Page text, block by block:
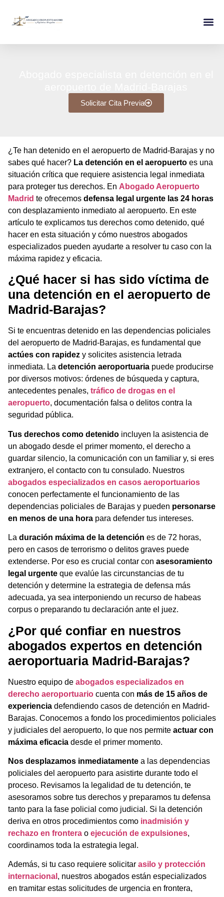
Solicitar Cita Previa
¿Te han detenido en el aeropuerto de Madrid-Barajas y no
sabes qué hacer? La detención en el aeropuerto es una
situación crítica que requiere asistencia legal inmediata
para proteger tus derechos. En Abogado Aeropuerto
Madrid te ofrecemos defensa legal urgente las 24 horas
con desplazamiento inmediato al aeropuerto. En este
artículo te explicamos tus derechos como detenido, qué
hacer en esta situación y cómo nuestros abogados
especializados pueden ayudarte a resolver tu caso con la
máxima rapidez y eficacia.
¿Qué hacer si has sido víctima de
una detención en el aeropuerto de
Madrid-Barajas?
Si te encuentras detenido en las dependencias policiales
del aeropuerto de Madrid-Barajas, es fundamental que
actúes con rapidez y solicites asistencia letrada
inmediata. La detención aeroportuaria puede producirse
por diversos motivos: órdenes de búsqueda y captura,
antecedentes penales, tráfico de drogas en el
aeropuerto, documentación falsa o delitos contra la
seguridad pública.
Tus derechos como detenido incluyen la asistencia de
un abogado desde el primer momento, el derecho a
guardar silencio, la comunicación con un familiar y, si eres
extranjero, el contacto con tu consulado. Nuestros
abogados especializados en casos aeroportuarios
conocen perfectamente el funcionamiento de las
dependencias policiales de Barajas y pueden personarse
en menos de una hora para defender tus intereses.
La duración máxima de la detención es de 72 horas,
pero en casos de terrorismo o delitos graves puede
extenderse. Por eso es crucial contar con asesoramiento
legal urgente que evalúe las circunstancias de tu
detención y determine la estrategia de defensa más
adecuada, ya sea interponiendo un recurso de habeas
corpus o preparando tu declaración ante el juez.
¿Por qué confiar en nuestros
abogados expertos en detención
aeroportuaria Madrid-Barajas?
Nuestro equipo de abogados especializados en
derecho aeroportuario cuenta con más de 15 años de
experiencia defendiendo casos de detención en Madrid-
Barajas. Conocemos a fondo los procedimientos policiales
y judiciales del aeropuerto, lo que nos permite actuar con
máxima eficacia desde el primer momento.
Nos desplazamos inmediatamente a las dependencias
policiales del aeropuerto para asistirte durante todo el
proceso. Revisamos la legalidad de tu detención, te
asesoramos sobre tus derechos y preparamos tu defensa
tanto para la fase policial como judicial. Si la detención
deriva en otros procedimientos como inadmisión y
rechazo en frontera o ejecución de expulsiones,
coordinamos toda la estrategia legal.
Además, si tu caso requiere solicitar asilo y protección
internacional , nuestros abogados están especializados
en tramitar estas solicitudes de urgencia en frontera,